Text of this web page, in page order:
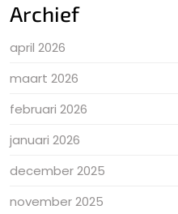
Archief
april 2026
maart 2026
februari 2026
januari 2026
december 2025
november 2025